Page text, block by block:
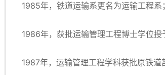
1985年，铁道运输系更名为运输工程系；
1986年，获批运输管理工程博士学位授
1987年，运输管理工程学科获批原铁道